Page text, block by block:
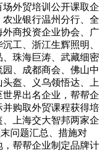
外贸培训公开课取企
业银行温州分行、全
商投资企业协会、广
工、浙江生辉照明、
、珠海巨涛、武藏细密
园、成都商会、佛山中
盔、义乌领悟达、上
界出名企业，帮帮企
购取外贸课程获得培
上海交大智邦两家企
问题汇总、措施对
帮帮企业制定品牌计